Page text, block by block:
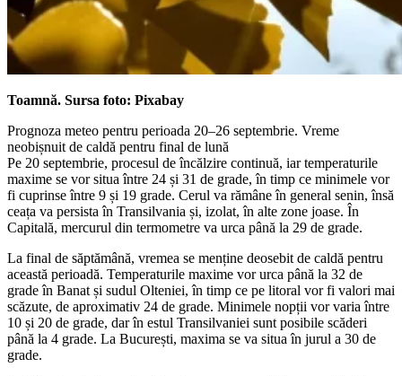
Toamnă. Sursa foto: Pixabay
Prognoza meteo pentru perioada 20–26 septembrie. Vreme
neobișnuit de caldă pentru final de lună
Pe 20 septembrie, procesul de încălzire continuă, iar temperaturile
maxime se vor situa între 24 și 31 de grade, în timp ce minimele vor
fi cuprinse între 9 și 19 grade. Cerul va rămâne în general senin, însă
ceața va persista în Transilvania și, izolat, în alte zone joase. În
Capitală, mercurul din termometre va urca până la 29 de grade.
La final de săptămână, vremea se menține deosebit de caldă pentru
această perioadă. Temperaturile maxime vor urca până la 32 de
grade în Banat și sudul Olteniei, în timp ce pe litoral vor fi valori mai
scăzute, de aproximativ 24 de grade. Minimele nopții vor varia între
10 și 20 de grade, dar în estul Transilvaniei sunt posibile scăderi
până la 4 grade. La București, maxima se va situa în jurul a 30 de
grade.